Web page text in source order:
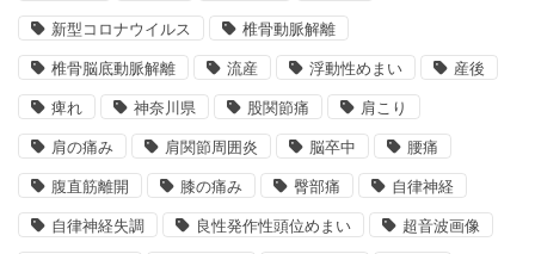
新型コロナウイルス 椎骨動脈解離
椎骨脳底動脈解離 流産 浮動性めまい 産後
痺れ 神奈川県 股関節痛 肩こり
肩の痛み 肩関節周囲炎 脳卒中 腰痛
腹直筋離開 膝の痛み 臀部痛 自律神経
自律神経失調 良性発作性頭位めまい 超音波画像